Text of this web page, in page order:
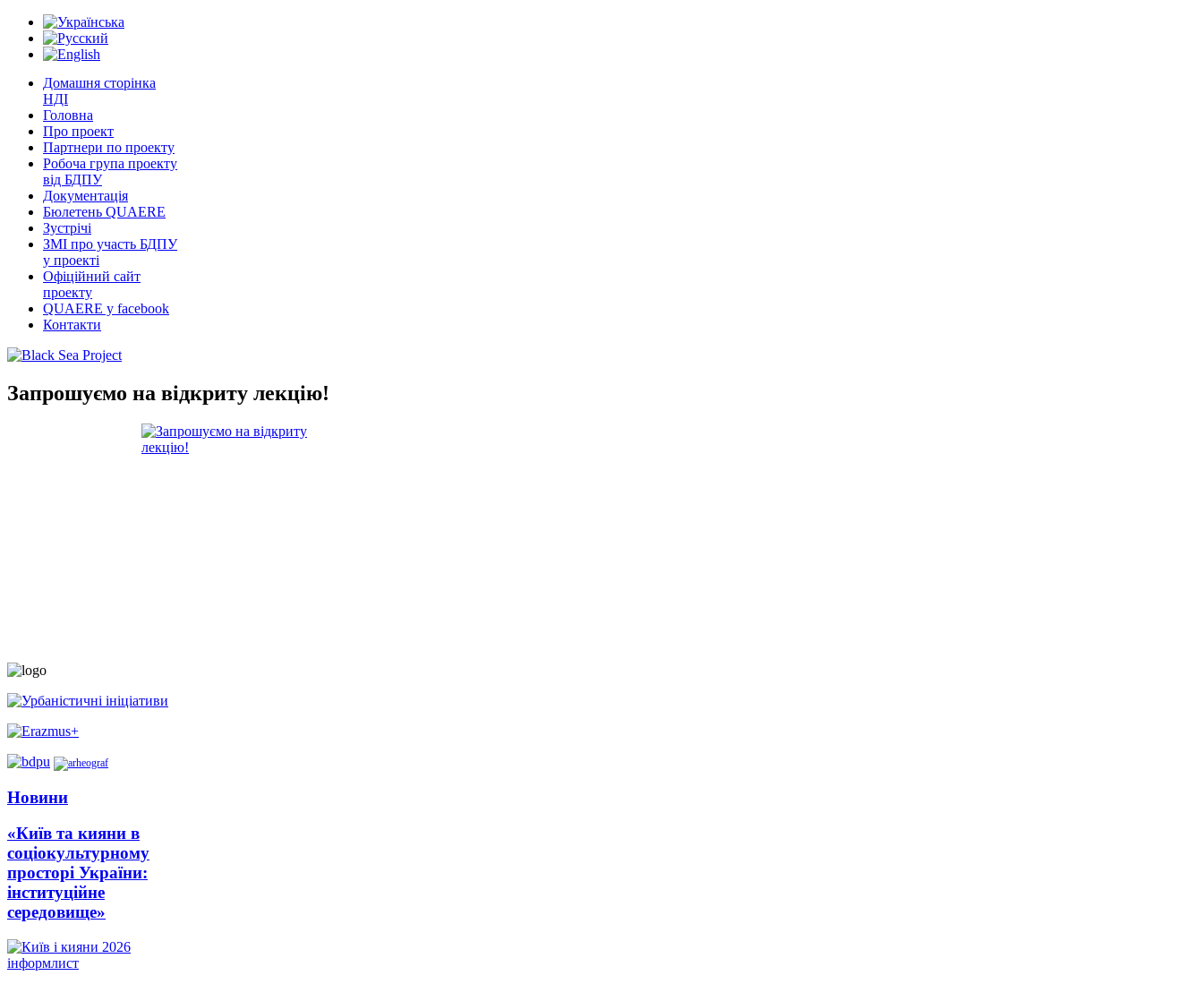
Домашня сторінка
НДІ
Головна
Про проект
Партнери по проекту
Робоча група проекту
від БДПУ
Документація
Бюлетень QUAERE
Зустрічі
ЗМІ про участь БДПУ
у проекті
Офіційний сайт
проекту
QUAERE у facebook
Контакти
Запрошуємо на відкриту лекцію!
Новини
«Київ та кияни в
соціокультурному
просторі України:
інституційне
середовище»